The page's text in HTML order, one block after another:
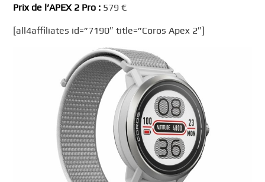
Prix de l’APEX 2 Pro : 579 €
[all4affiliates id=”7190″ title=”Coros Apex 2″]